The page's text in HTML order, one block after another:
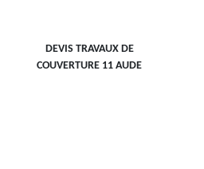
DEVIS TRAVAUX DE
COUVERTURE 11 AUDE